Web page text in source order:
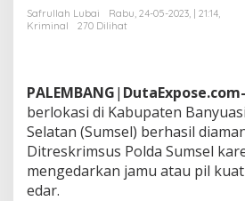
T
a
n
p
a
I
Safrullah Lubai
Rabu, 24-05-2023, | 21:14,
Kriminal
270 Dilihat
PALEMBANG| DutaExpose.com-
berlokasi di Kabupaten
Selatan (Sumsel) berhasil
Ditreskrimsus Polda Sumsel
mengedarkan jamu atau pil
edar.